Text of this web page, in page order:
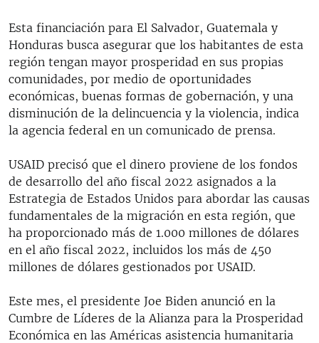
Esta financiación para El Salvador, Guatemala y
Honduras busca asegurar que los habitantes de esta
región tengan mayor prosperidad en sus propias
comunidades, por medio de oportunidades
económicas, buenas formas de gobernación, y una
disminución de la delincuencia y la violencia, indica
la agencia federal en un comunicado de prensa.
USAID precisó que el dinero proviene de los fondos
de desarrollo del año fiscal 2022 asignados a la
Estrategia de Estados Unidos para abordar las causas
fundamentales de la migración en esta región, que
ha proporcionado más de 1.000 millones de dólares
en el año fiscal 2022, incluidos los más de 450
millones de dólares gestionados por USAID.
Este mes, el presidente Joe Biden anunció en la
Cumbre de Líderes de la Alianza para la Prosperidad
Económica en las Américas asistencia humanitaria